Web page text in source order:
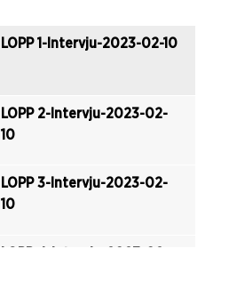
LOPP 1-Intervju-2023-02-10
LOPP 2-Intervju-2023-02-
10
LOPP 3-Intervju-2023-02-
10